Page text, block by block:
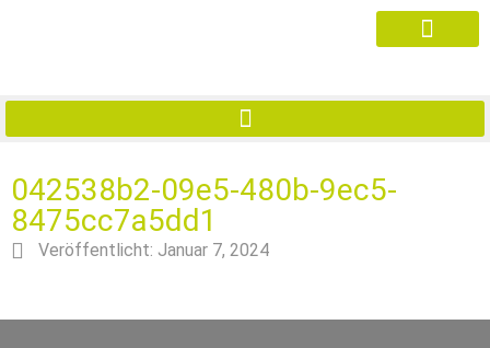
042538b2-09e5-480b-9ec5-
8475cc7a5dd1
Veröffentlicht: Januar 7, 2024